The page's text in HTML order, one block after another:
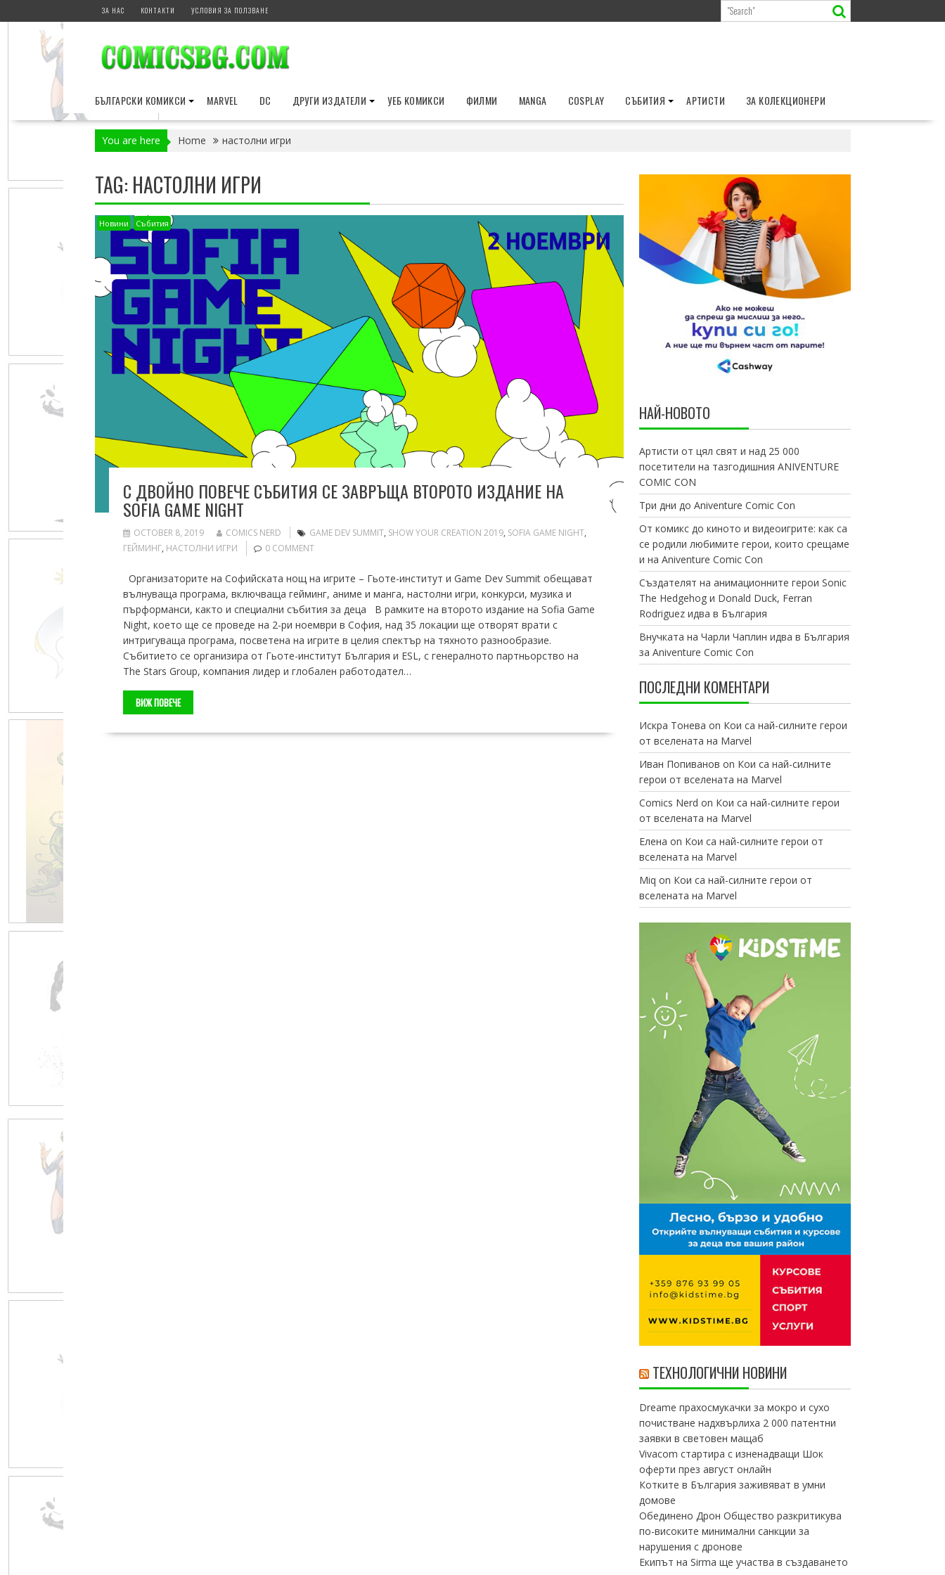
to
ЗА НАС КОНТАКТИ УСЛОВИЯ ЗА ПОЛЗВАНЕ
БЪЛГАРСКИ КОМИКСИ MARVEL DC ДРУГИ ИЗДАТЕЛИ УЕБ КОМИКСИ ФИЛМИ MANGA COSPLAY СЪБИТИЯ АРТИСТИ ЗА КОЛЕКЦИОНЕРИ
You are here Home настолни игри
TAG: НАСТОЛНИ ИГРИ
Новини Събития
С ДВОЙНО ПОВЕЧЕ СЪБИТИЯ СЕ ЗАВРЪЩА ВТОРОТО ИЗДАНИЕ НА
SOFIA GAME NIGHT
OCTOBER 8, 2019 COMICS NERD GAME DEV SUMMIT, SHOW YOUR CREATION 2019, SOFIA GAME NIGHT,
ГЕЙМИНГ, НАСТОЛНИ ИГРИ 0 COMMENT
Организаторите на Софийската нощ на игрите – Гьоте-институт и Game Dev Summit обещават
вълнуваща програма, включваща гейминг, аниме и манга, настолни игри, конкурси, музика и
пърформанси, както и специални събития за деца В рамките на второто издание на Sofia Game
Night, което ще се проведе на 2-ри ноември в София, над 35 локации ще отворят врати с
интригуваща програма, посветена на игрите в целия спектър на тяхното разнообразие.
Събитието се организира от Гьоте-институт България и ESL, с генералното партньорство на
The Stars Group, компания лидер и глобален работодател…
ВИЖ ПОВЕЧЕ
НАЙ-НОВОТО
Артисти от цял свят и над 25 000
посетители на тазгодишния ANIVENTURE
COMIC CON
Три дни до Aniventure Comic Con
От комикс до киното и видеоигрите: как са
се родили любимите герои, които срещаме
и на Aniventure Comic Con
Създателят на анимационните герои Sonic
The Hedgehog и Donald Duck, Ferran
Rodriguez идва в България
Внучката на Чарли Чаплин идва в България
за Aniventure Comic Con
ПОСЛЕДНИ КОМЕНТАРИ
Искра Тонева on Кои са най-силните герои
от вселената на Marvel
Иван Попиванов on Кои са най-силните
герои от вселената на Marvel
Comics Nerd on Кои са най-силните герои
от вселената на Marvel
Елена on Кои са най-силните герои от
вселената на Marvel
Miq on Кои са най-силните герои от
вселената на Marvel
ТЕХНОЛОГИЧНИ НОВИНИ
Dreame прахосмукачки за мокро и сухо
почистване надхвърлиха 2 000 патентни
заявки в световен мащаб
Vivacom стартира с изненадващи Шок
оферти през август онлайн
Котките в България заживяват в умни
домове
Обединено Дрон Общество разкритикува
по-високите минимални санкции за
нарушения с дронове
Екипът на Sirma ще участва в създаването